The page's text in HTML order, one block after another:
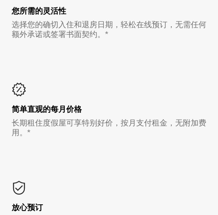
您所需的灵活性
选择您的确切入住和退房日期，轻松在线预订，无需任何
额外承诺或签署书面契约。*
简单直观的每月价格
长期租住度假屋可享特别好价，按月支付租金，无附加费
用。*
放心预订